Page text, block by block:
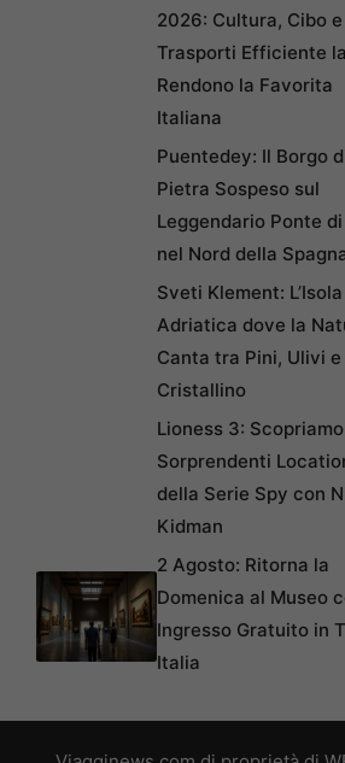
2026: Cultura, Cibo e
Trasporti Efficiente la
Rendono la Favorita
Italiana
Puentedey: Il Borgo
Pietra Sospeso sul
Leggendario Ponte
nel Nord della
Sveti Klement: L’Isola
Adriatica dove la
Canta tra Pini, Ulivi e
Cristallino
Lioness 3:
Sorprendenti
della Serie Spy con
Kidman
2 Agosto: Ritorna la
Domenica al Museo
Ingresso Gratuito in
Italia